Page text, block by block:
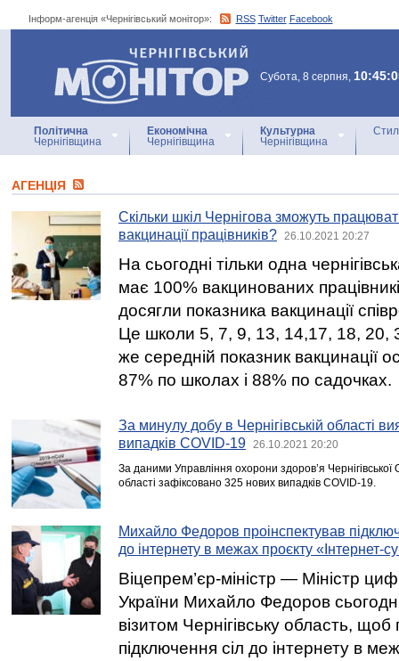
Інформ-агенція «Чернігівський монітор»: RSS Twitter Facebook
Інформ-агенція
«Чернігівський монітор»
Субота, 8 серпня,
Політична
Чернігівщина
Економічна
Чернігівщина
Культурна
Чернігівщина
АГЕНЦIЯ
Скільки шкіл Чернігова зможуть
вакцинації працівників?
26.10.2021 20:27
На сьогодні тільки одна
має 100% вакцинованих
досягли показника вакцинації
Це школи 5, 7, 9, 13, 14,17, 18, 20,
же середній показник вакцинації
87% по школах і 88% по садочках.
За минулу добу в Чернігівській області
випадків COVID-19
26.10.2021 20:20
За даними Управління охорони здоров’я
області зафіксовано 325 нових випадкiв COVID-19.
Михайло Федоров проінспектував
до інтернету в межах проєкту «Інтернет-
Віцепрем’єр-міністр — Міністр
України Михайло Федоров
візитом Чернігівську область, щоб
підключення сіл до інтернету в